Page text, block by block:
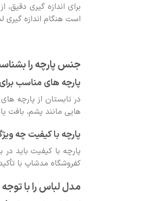
برای اندازه گیری
است هنگام اندازه
جنس پارچه را
پارچه های مناسب
در تابستان از پارچه
هایی مانند پشم، بافت
پارچه با کیفیت چه
پارچه با کیفیت باید
کفروشگاه مدشاپ با
مدل لباس را با